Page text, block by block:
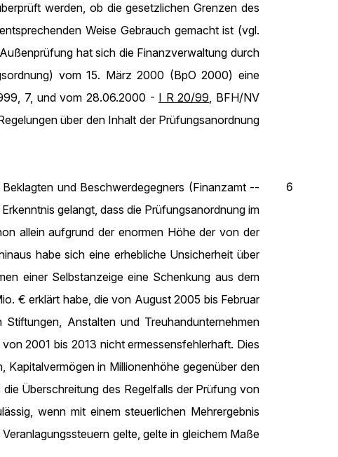
werden, ob die gesetzlichen Grenzen des
Weise Gebrauch gemacht ist (vgl.
hat sich die Finanzverwaltung durch
vom 15. März 2000 (BpO 2000) eine
7, und vom 28.06.2000 - I R 20/99, BFH/NV
über den Inhalt der Prüfungsanordnung
6
und Beschwerdegegners (Finanzamt --
gelangt, dass die Prüfungsanordnung im
allein aufgrund der enormen Höhe der von der
habe sich eine erhebliche Unsicherheit über
einer Selbstanzeige eine Schenkung aus dem
€ erklärt habe, die von August 2005 bis Februar
Anstalten und Treuhandunternehmen
2001 bis 2013 nicht ermessensfehlerhaft. Dies
Kapitalvermögen in Millionenhöhe gegenüber den
Überschreitung des Regelfalls der Prüfung von
wenn mit einem steuerlichen Mehrergebnis
gelte, gelte in gleichem Maße